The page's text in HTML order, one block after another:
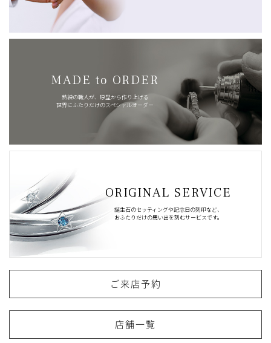
MADE to ORDER
熟練の職人が、原型から作り上げる
世界にふたりだけのスペシャルオーダー
ORIGINAL SERVICE
誕生石のセッティングや記念日の刻印など、
おふたりだけの思い出を刻むサービスです。
ご来店予約
店舗一覧